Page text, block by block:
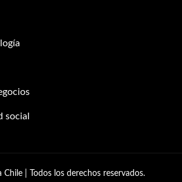
social
| Todos los derechos reservados.